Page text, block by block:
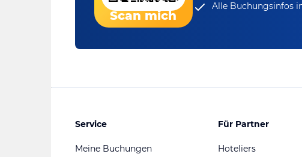
Scan mich
Alle Buchungsinfos
Service
Meine Buchungen
Für Partner
Hoteliers